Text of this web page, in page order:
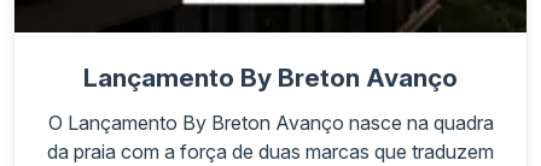
Lançamento By Breton Avanço
O Lançamento By Breton Avanço nasce na quadra
da praia com a força de duas marcas que traduzem